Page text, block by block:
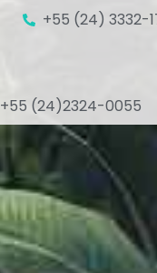
+55 (24) 3332-
+55 (24)2324-0055